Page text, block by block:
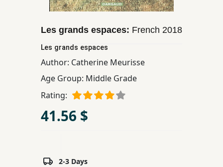
Educational
Subscription
Les grands espaces: French 2018
Les grands espaces
Author: Catherine Meurisse
Age Group: Middle Grade
Rating:
41.56 $
2-3 Days